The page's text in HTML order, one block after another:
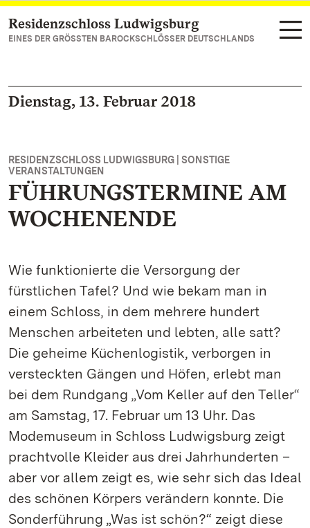
Zum Hauptinhalt springen
Residenzschloss Ludwigsburg
EINES DER GRÖSSTEN BAROCKSCHLÖSSER DEUTSCHLANDS
Dienstag, 13. Februar 2018
RESIDENZSCHLOSS LUDWIGSBURG | SONSTIGE
VERANSTALTUNGEN
FÜHRUNGSTERMINE AM
WOCHENENDE
Wie funktionierte die Versorgung der
fürstlichen Tafel? Und wie bekam man in
einem Schloss, in dem mehrere hundert
Menschen arbeiteten und lebten, alle satt?
Die geheime Küchenlogistik, verborgen in
versteckten Gängen und Höfen, erlebt man
bei dem Rundgang „Vom Keller auf den Teller“
am Samstag, 17. Februar um 13 Uhr. Das
Modemuseum in Schloss Ludwigsburg zeigt
prachtvolle Kleider aus drei Jahrhunderten –
aber vor allem zeigt es, wie sehr sich das Ideal
des schönen Körpers verändern konnte. Die
Sonderführung „Was ist schön?“ zeigt diese